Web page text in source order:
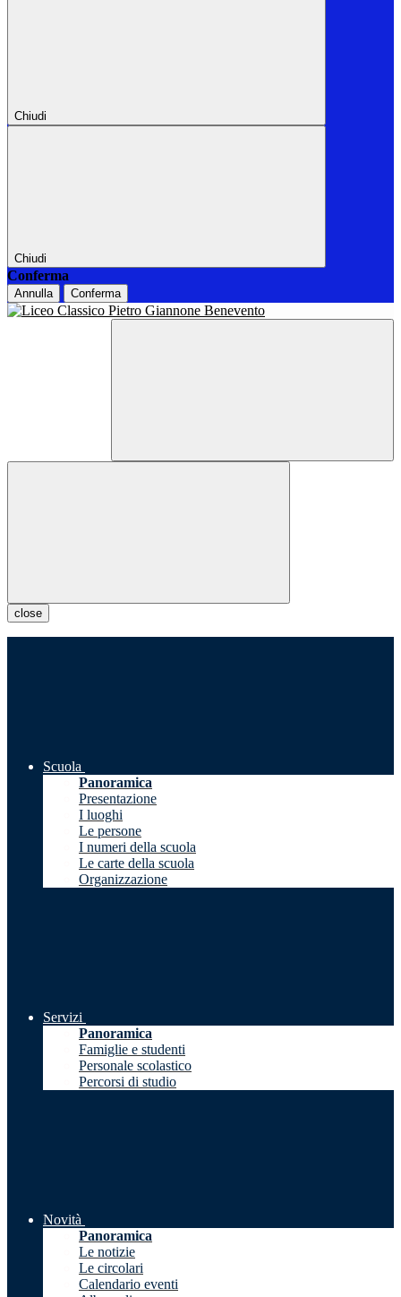
Chiudi
Chiudi
Conferma
Annulla Conferma
close
Scuola
Panoramica
Presentazione
I luoghi
Le persone
I numeri della scuola
Le carte della scuola
Organizzazione
Servizi
Panoramica
Famiglie e studenti
Personale scolastico
Percorsi di studio
Novità
Panoramica
Le notizie
Le circolari
Calendario eventi